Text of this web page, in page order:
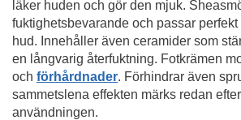
läker huden och gör den mjuk.
fuktighetsbevarande och passar
hud. Innehåller även ceramider som
en långvarig återfuktning. Fotkrämen
och förhårdnader. Förhindrar även
sammetslena effekten märks redan
användningen.